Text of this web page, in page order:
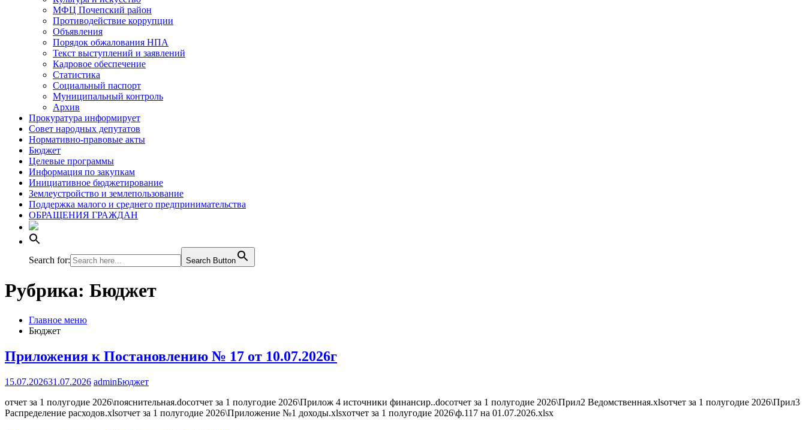
МФЦ Почепский район
Противодействие коррупции
Объявления
Порядок обжалования НПА
Текст выступлений и заявлений
Кадровое обеспечение
Статистика
Социальный паспорт
Муниципальный контроль
Архив
Прокуратура информирует
Совет народных депутатов
Нормативно-правовые акты
Бюджет
Целевые программы
Информация по закупкам
Инициативное бюджетирование
Землеустройство и землепользование
Поддержка малого и среднего предпринимательства
ОБРАЩЕНИЯ ГРАЖДАН
Search for: Search Button
Рубрика: Бюджет
Главное меню
Бюджет
Приложения к Постановлению № 17 от 10.07.2026г
15.07.202631.07.2026 adminБюджет
отчет за 1 полугодие 2026\пояснительная.docотчет за 1 полугодие 2026\Прилож 4 источники финансир..docотчет за 1 полугодие 2026\Прил2 Ведомственная.xlsотчет за 1 полугодие 2026\Прил3
Распределение расходов.xlsотчет за 1 полугодие 2026\Приложение №1 доходы.xlsxотчет за 1 полугодие 2026\ф.117 на 01.07.2026.xlsx